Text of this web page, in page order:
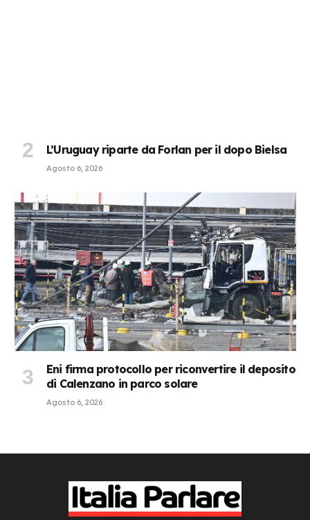
L’Uruguay riparte da Forlan per il dopo Bielsa
Agosto 6, 2026
Eni firma protocollo per riconvertire il deposito
di Calenzano in parco solare
Agosto 6, 2026